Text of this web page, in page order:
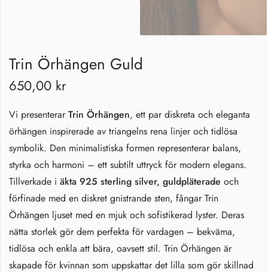
Trin Örhängen Guld
650,00 kr
Vi presenterarTrin Örhängen, ett par diskreta och eleganta
örhängen inspirerade av triangelns rena linjer och tidlösa
symbolik. Den minimalistiska formen representerar balans,
styrka och harmoni – ett subtilt uttryck för modern elegans.
Tillverkade i äkta 925 sterling silver, guldpläterade och
förfinade med en diskret gnistrande sten, fångar Trin
Örhängen ljuset med en mjuk och sofistikerad lyster. Deras
nätta storlek gör dem perfekta för vardagen – bekväma,
tidlösa och enkla att bära, oavsett stil. Trin Örhängen är
skapade för kvinnan som uppskattar det lilla som gör skillnad